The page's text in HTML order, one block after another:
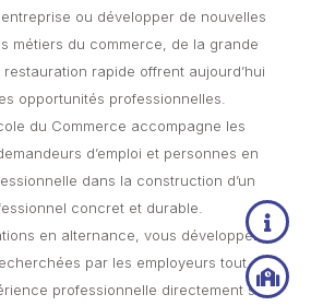
ou développer de nouvelles
métiers du commerce, de la grande
rapide offrent aujourd’hui
opportunités professionnelles.
du Commerce accompagne les
d’emploi et personnes en
dans la construction d’un
concret et durable.
en alternance, vous développez
par les employeurs tout en
professionnelle directement sur